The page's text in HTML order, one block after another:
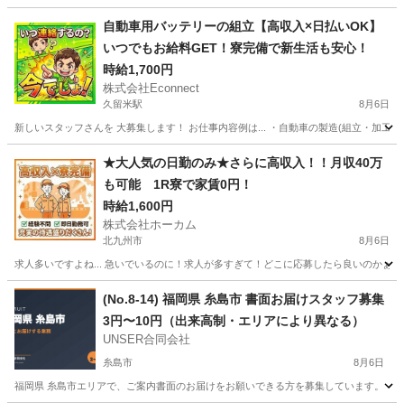
自動車用バッテリーの組立【高収入×日払いOK】
いつでもお給料GET！寮完備で新生活も安心！
時給1,700円
株式会社Econnect
久留米駅 8月6日
新しいスタッフさんを 大募集します！ お仕事内容例は... ・自動車の製造(組立・加工
久留米駅 工場 給料
★大人気の日勤のみ★さらに高収入！！月収40万
も可能 1R寮で家賃0円！
時給1,600円
株式会社ホーカム
北九州市 8月6日
求人多いですよね... 急いでいるのに！求人が多すぎて！どこに応募したら良いのかぁ
福岡 北九州市 無料
(No.8-14) 福岡県 糸島市 書面お届けスタッフ募集
3円〜10円（出来高制・エリアにより異なる）
UNSER合同会社
糸島市 8月6日
福岡県 糸島市エリアで、ご案内書面のお届けをお願いできる方を募集しています。